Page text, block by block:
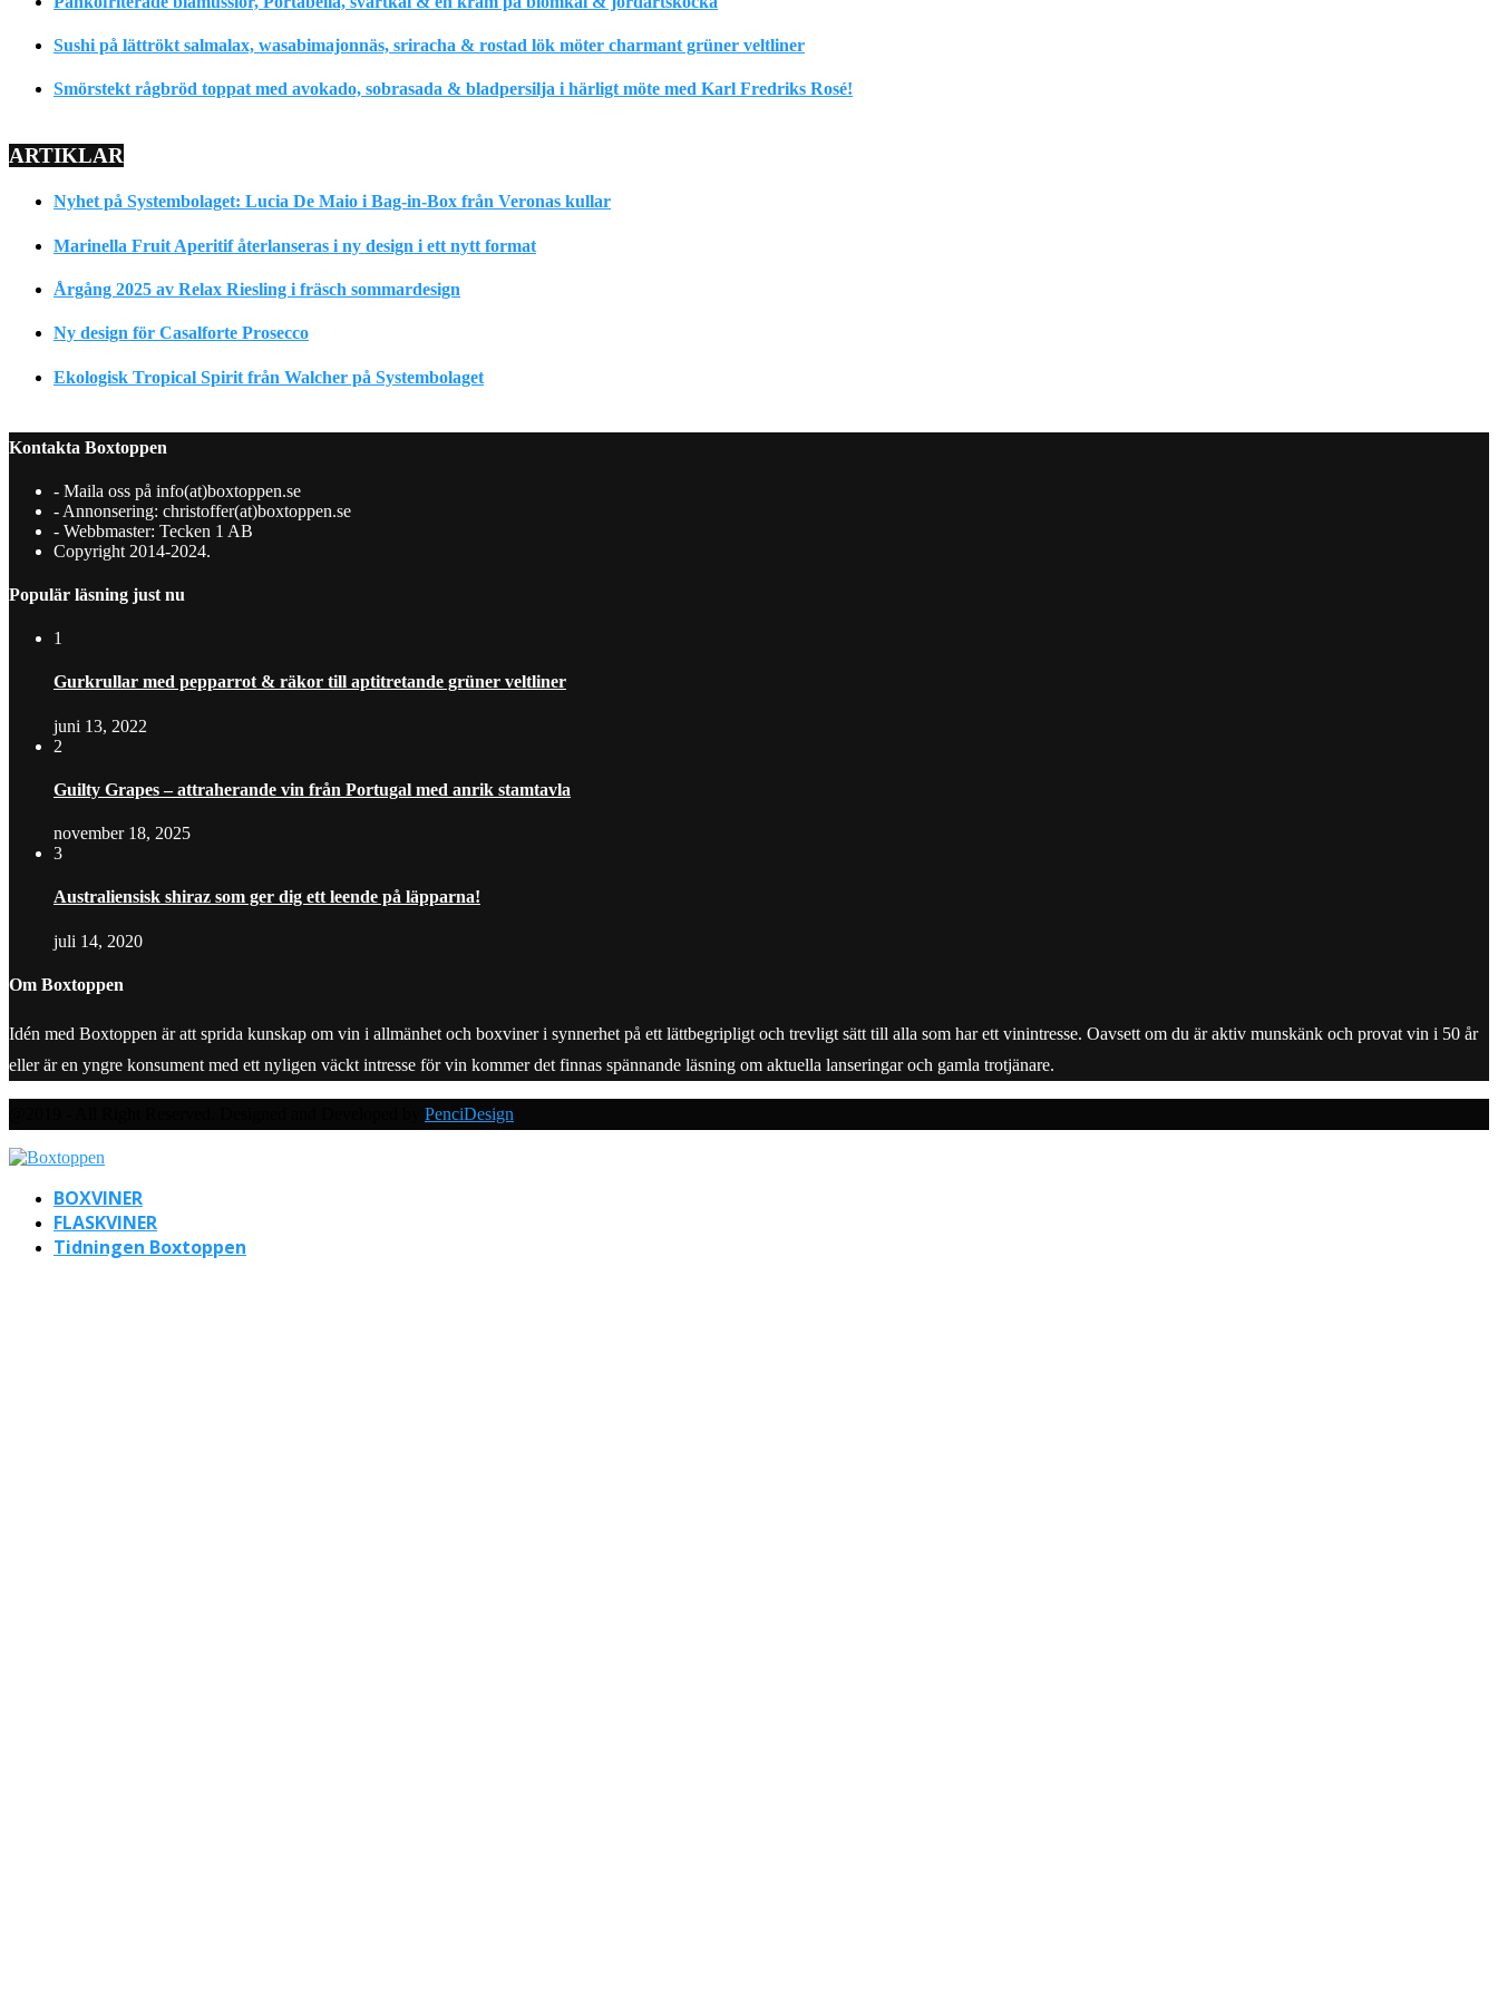
Sushi på lättrökt salmalax, wasabimajonnäs, sriracha & rostad lök möter charmant grüner veltliner
Smörstekt rågbröd toppat med avokado, sobrasada & bladpersilja i härligt möte med Karl Fredriks Rosé!
ARTIKLAR
Nyhet på Systembolaget: Lucia De Maio i Bag-in-Box från Veronas kullar
Marinella Fruit Aperitif återlanseras i ny design i ett nytt format
Årgång 2025 av Relax Riesling i fräsch sommardesign
Ny design för Casalforte Prosecco
Ekologisk Tropical Spirit från Walcher på Systembolaget
Kontakta Boxtoppen
- Maila oss på info(at)boxtoppen.se
- Annonsering: christoffer(at)boxtoppen.se
- Webbmaster: Tecken 1 AB
Copyright 2014-2024.
Populär läsning just nu
1
Gurkrullar med pepparrot & räkor till aptitretande grüner veltliner
juni 13, 2022
2
Guilty Grapes – attraherande vin från Portugal med anrik stamtavla
november 18, 2025
3
Australiensisk shiraz som ger dig ett leende på läpparna!
juli 14, 2020
Om Boxtoppen
Idén med Boxtoppen är att sprida kunskap om vin i allmänhet och boxviner i synnerhet på ett lättbegripligt och trevligt sätt till alla som har ett vinintresse. Oavsett om du är aktiv munskänk och provat vin i 50 år
eller är en yngre konsument med ett nyligen väckt intresse för vin kommer det finnas spännande läsning om aktuella lanseringar och gamla trotjänare.
PenciDesign
BOXVINER
FLASKVINER
Tidningen Boxtoppen